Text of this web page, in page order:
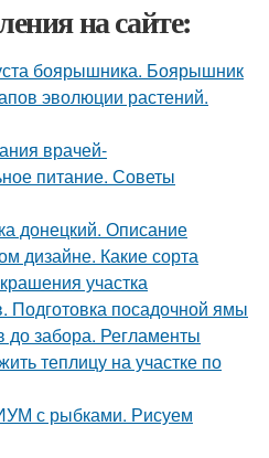
на сайте:
боярышника. Боярышник
эволюции растений.
врачей-
питание. Советы
донецкий. Описание
дизайне. Какие сорта
участка
Подготовка посадочной ямы
до забора. Регламенты
теплицу на участке по
с рыбками. Рисуем